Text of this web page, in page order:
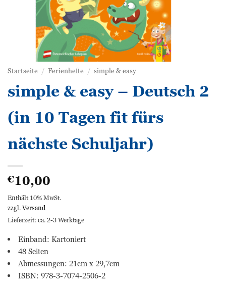
Startseite / Ferienhefte / simple & easy
simple & easy – Deutsch 2
(in 10 Tagen fit fürs
nächste Schuljahr)
€10,00
Enthält 10% MwSt.
zzgl.Versand
Lieferzeit: ca. 2-3 Werktage
Einband: Kartoniert
48 Seiten
Abmessungen: 21cm x 29,7cm
ISBN: 978-3-7074-2506-2